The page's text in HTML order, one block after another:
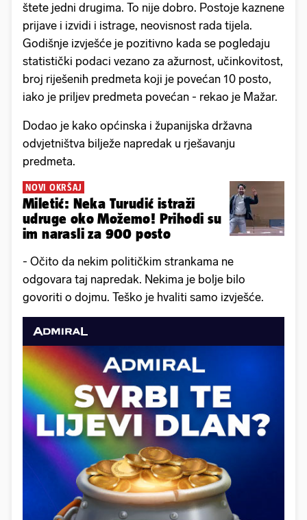
štete jedni drugima. To nije dobro. Postoje kaznene
prijave i izvidi i istrage, neovisnost rada tijela.
Godišnje izvješće je pozitivno kada se pogledaju
statistički podaci vezano za ažurnost, učinkovitost,
broj riješenih predmeta koji je povećan 10 posto,
iako je priljev predmeta povećan - rekao je Mažar.
Dodao je kako općinska i županijska državna
odvjetništva bilježe napredak u rješavanju
predmeta.
NOVI OKRŠAJ
Miletić: Neka Turudić istraži
udruge oko Možemo! Prihodi su
im narasli za 900 posto
- Očito da nekim političkim strankama ne
odgovara taj napredak. Nekima je bolje bilo
govoriti o dojmu. Teško je hvaliti samo izvješće.